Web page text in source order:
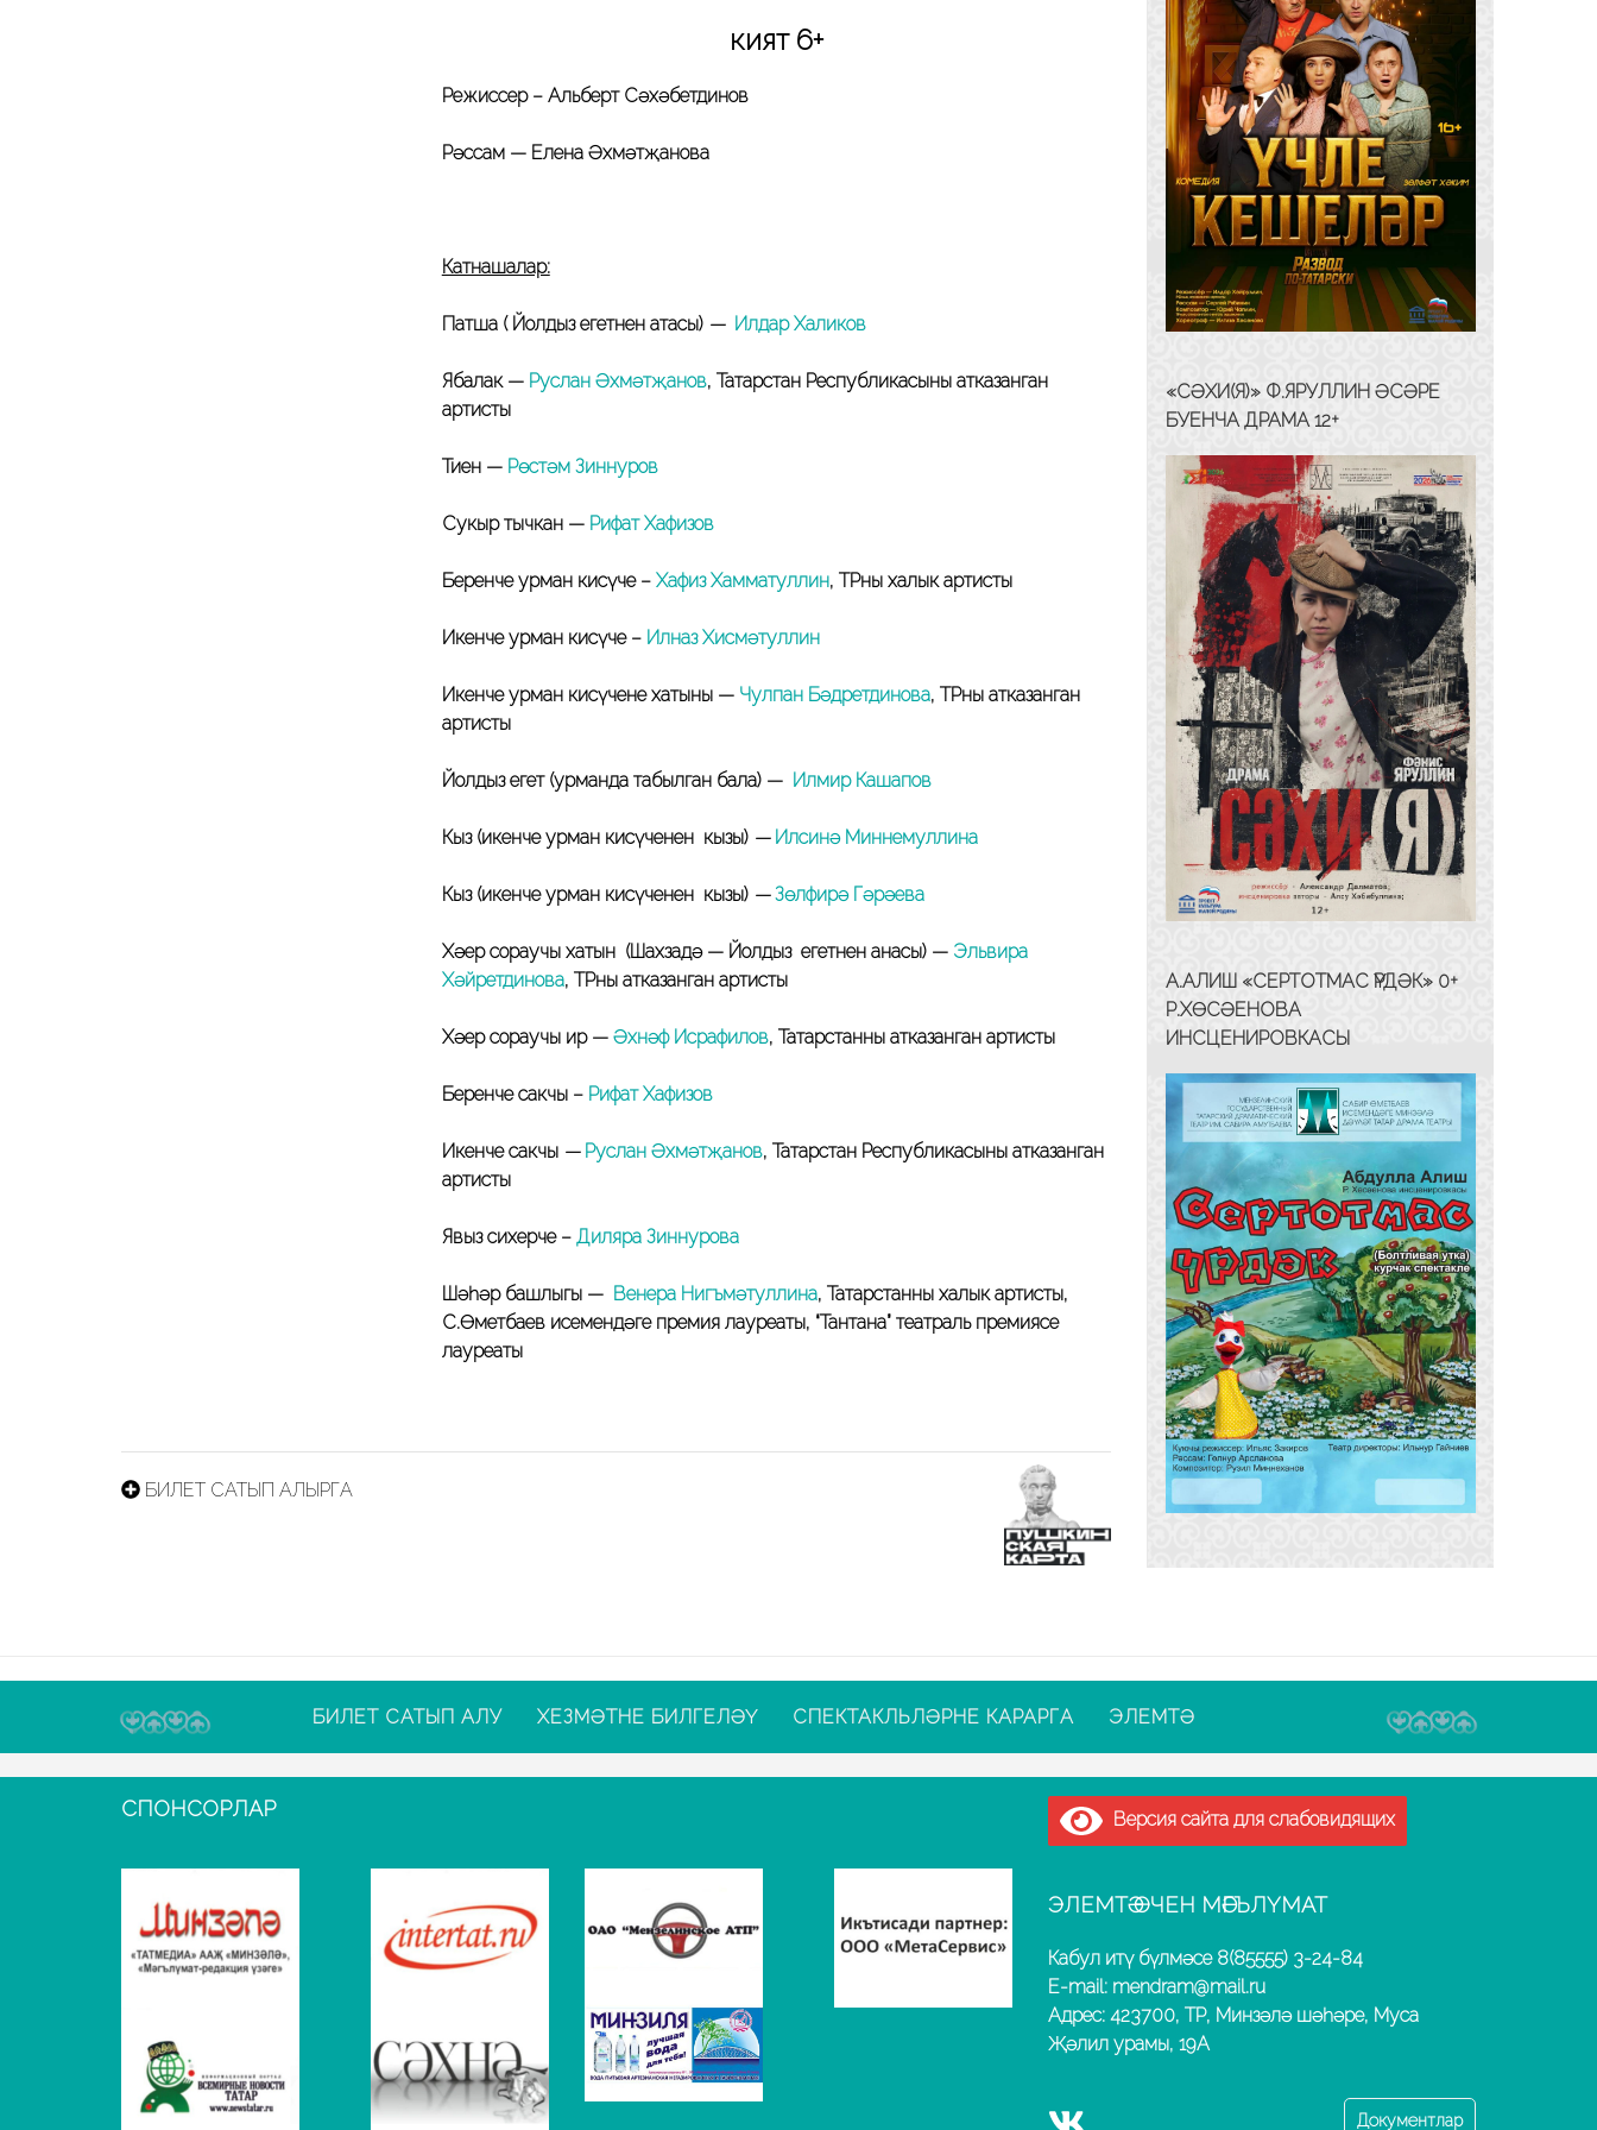
әкият 6+
Режиссер – Альберт Сәхәбетдинов
Рәссам — Елена Әхмәтҗанова
Катнашалар:
Патша ( Йолдыз егетнен атасы)— Илдар Халиков
Ябалак — Руслан Әхмәтҗанов, Татарстан Республикасының атказанган
артисты
Тиен — Рөстәм Зиннуров
Сукыр тычкан — Рифат Хафизов
Беренче урман кисүче – Хафиз Хамматуллин, ТРның халык артисты
Икенче урман кисүче – Илназ Хисмәтуллин
Икенче урман кисүченең хатыны — Чулпан Бәдретдинова, ТРның атказанган
артисты
Йолдыз егет (урманда табылган бала) — Илмир Кашапов
Кыз (икенче урман кисүченен кызы)— Илсинә Миннемуллина
Кыз (икенче урман кисүченен кызы)—Зөлфирә Гәрәева
Хәер сораучы хатын (Шахзадә — Йолдыз егетнен анасы) — Эльвира
Хәйретдинова, ТРның атказанган артисты
Хәер сораучы ир — Әхнәф Исрафилов, Татарстанның атказанган артисты
Беренче сакчы – Рифат Хафизов
Икенче сакчы — Руслан Әхмәтҗанов, Татарстан Республикасының атказанган
артисты
Явыз сихерче – Диляра Зиннурова
Шәһәр башлыгы — Венера Нигъмәтуллина, Татарстанның халык артисты,
С.Өметбаев исемендәге премия лауреаты, “Тантана” театраль премиясе
лауреаты
БИЛЕТ САТЫП АЛЫРГА
«СӘХИ(Я)» Ф.ЯРУЛЛИН ӘСӘРЕ
БУЕНЧА ДРАМА 12+
А.АЛИШ «СЕРТОТМАС ҮРДӘК» 0+
Р.ХӨСӘЕНОВА
ИНСЦЕНИРОВКАСЫ
БИЛЕТ САТЫП АЛУ ХЕЗМӘТНЕ БИЛГЕЛӘҮ СПЕКТАКЛЬЛӘРНЕ КАРАРГА ЭЛЕМТӘ
СПОНСОРЛАР Версия сайта для слабовидящих
ЭЛЕМТӘ ӨЧЕН МӘГЪЛҮМАТ
Кабул итү бүлмәсе 8(85555) 3-24-84
E-mail: mendram@mail.ru
Адрес: 423700, ТР, Минзәлә шәһәре, Муса
Җәлил урамы, 19А
Документлар